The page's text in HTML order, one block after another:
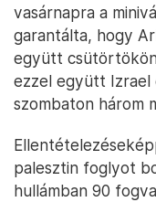
vasárnapra a
garantálta, hogy
együtt
ezzel együtt
szombaton három
palesztin foglyot
hullámban 90